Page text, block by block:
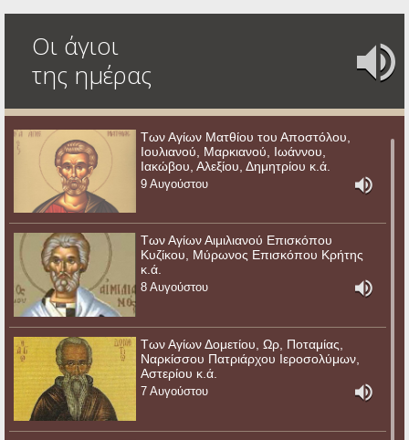
Οι άγιοι
της ημέρας
Των Αγίων Ματθίου του Αποστόλου,
Ιουλιανού, Μαρκιανού, Ιωάννου,
Ιακώβου, Αλεξίου, Δημητρίου κ.ά.
9 Αυγούστου
Των Αγίων Αιμιλιανού Επισκόπου
Κυζίκου, Μύρωνος Επισκόπου Κρήτης
κ.ά.
8 Αυγούστου
Των Αγίων Δομετίου, Ωρ, Ποταμίας,
Ναρκίσσου Πατριάρχου Ιεροσολύμων,
Αστερίου κ.ά.
7 Αυγούστου